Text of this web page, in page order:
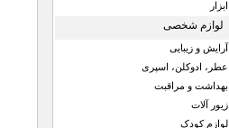
ابزار
لوازم شخصی
آرایش و زیبایی
عطر، ادوکلن، اسپری
بهداشت و مراقبت
زیور آلات
لوازم کودک